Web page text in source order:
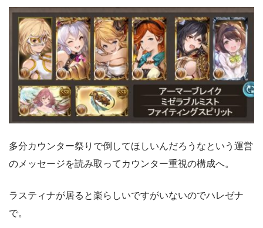
多分カウンター祭りで倒してほしいんだろうなという運営
のメッセージを読み取ってカウンター重視の構成へ。
ラスティナが居ると楽らしいですがいないのでハレゼナ
で。